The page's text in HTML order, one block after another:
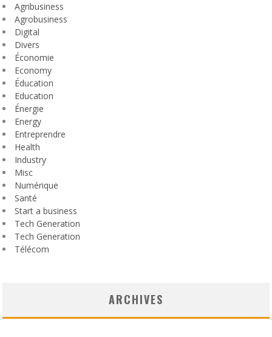
Agribusiness
Agrobusiness
Digital
Divers
Économie
Economy
Éducation
Education
Énergie
Energy
Entreprendre
Health
Industry
Misc
Numérique
Santé
Start a business
Tech Generation
Tech Generation
Télécom
ARCHIVES